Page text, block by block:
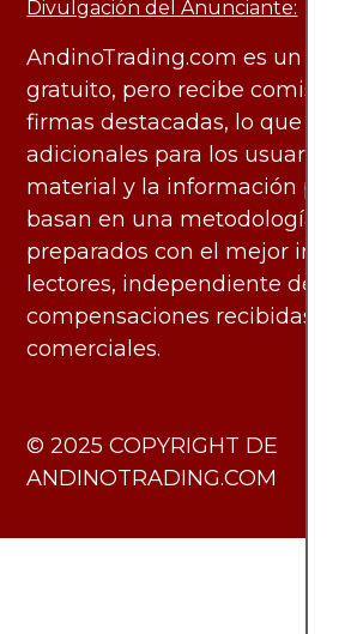
Divulgación del Anunciante:
AndinoTrading.com es un sitio
gratuito, pero recibe
firmas destacadas, lo que no
adicionales para los usuarios.
material y la información
basan en una metodología
preparados con el mejor
lectores, independiente de las
compensaciones recibidas de
comerciales.
​© 2025 COPYRIGHT DE
ANDINOTRADING.COM